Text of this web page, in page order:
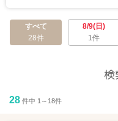
すべて
28件
8/9(日)
1件
28 件中 1～18件